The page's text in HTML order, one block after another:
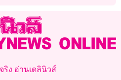
ริง อ่านเดลินิวส์